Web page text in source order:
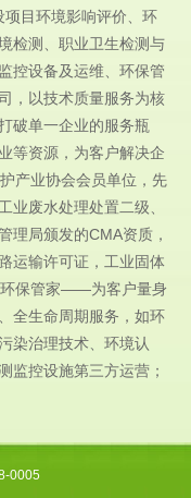
目环境影响评价、环
检测、职业卫生检测与
控设备及运维、环保管
，以技术质量服务为核
破单一企业的服务瓶
等资源，为客户解决企
产业协会会员单位，先
业废水处理处置二级、
理局颁发的CMA资质，
运输许可证，工业固体
保管家——为客户量身
全生命周期服务，如环
染治理技术、环境认
监控设施第三方运营；
0005